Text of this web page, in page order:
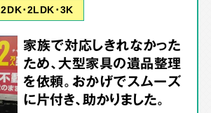
2DK･2LDK･3K
家族で対応しきれなかった
ため、大型家具の遺品整理
を依頼。おかげでスムーズ
に片付き、助かりました。